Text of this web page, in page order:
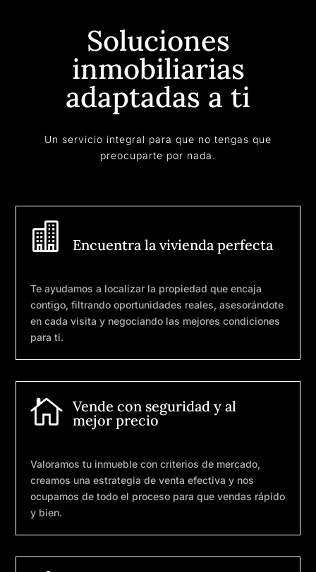
Soluciones
inmobiliarias
adaptadas a ti
Un servicio integral para que no tengas que
preocuparte por nada.
 Encuentra la vivienda perfecta
Te ayudamos a localizar la propiedad que encaja
contigo, filtrando oportunidades reales, asesorándote
en cada visita y negociando las mejores condiciones
para ti.
 Vende con seguridad y al
mejor precio
Valoramos tu inmueble con criterios de mercado,
creamos una estrategia de venta efectiva y nos
ocupamos de todo el proceso para que vendas rápido
y bien.